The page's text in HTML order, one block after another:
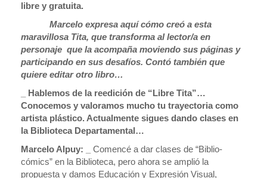
libre y gratuita.
Marcelo expresa aquí cómo creó a esta
maravillosa Tita, que transforma al lector/a en
personaje que la acompaña moviendo sus páginas y
participando en sus desafíos. Contó también que
quiere editar otro libro…
_ Hablemos de la reedición de “Libre Tita”…
Conocemos y valoramos mucho tu trayectoria como
artista plástico. Actualmente sigues dando clases en
la Biblioteca Departamental…
Marcelo Alpuy: _ Comencé a dar clases de “Biblio-
cómics” en la Biblioteca, pero ahora se amplió la
propuesta y damos Educación y Expresión Visual,